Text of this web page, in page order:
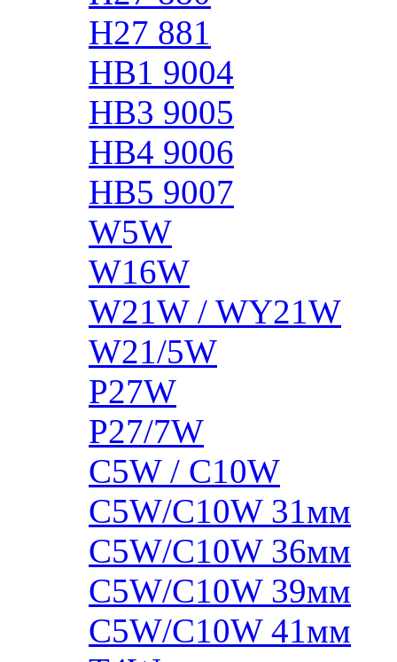
H27 881
HB1 9004
HB3 9005
HB4 9006
HB5 9007
W5W
W16W
W21W / WY21W
W21/5W
P27W
P27/7W
C5W / C10W
C5W/C10W 31мм
C5W/C10W 36мм
C5W/C10W 39мм
C5W/C10W 41мм